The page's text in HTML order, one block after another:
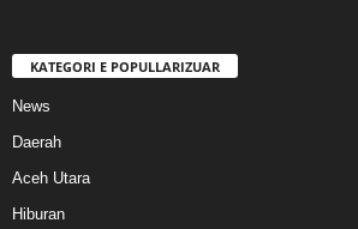
KATEGORI E POPULLARIZUAR
News
Daerah
Aceh Utara
Hiburan